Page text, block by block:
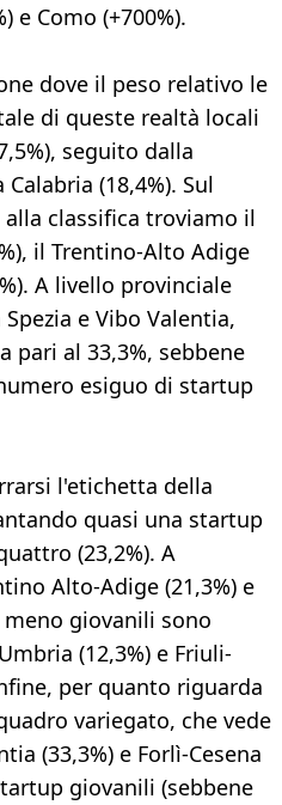
e Como (+700%).
dove il peso relativo le
di queste realtà locali
seguito dalla
(18,4%). Sul
classifica troviamo il
il Trentino-Alto Adige
A livello provinciale
e Vibo Valentia,
pari al 33,3%, sebbene
esiguo di startup
l'etichetta della
quasi una startup
(23,2%). A
Alto-Adige (21,3%) e
meno giovanili sono
(12,3%) e Friuli-
per quanto riguarda
variegato, che vede
(33,3%) e Forlì-Cesena
giovanili (sebbene